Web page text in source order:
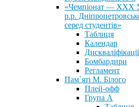
«Чемпіонат — ХХХ
р.р.
серед студентів»
Таблиця
Календар
Дискваліфікації
Бомбардири
Регламент
Пам`яті М. Білого
Плей-офф
Група А